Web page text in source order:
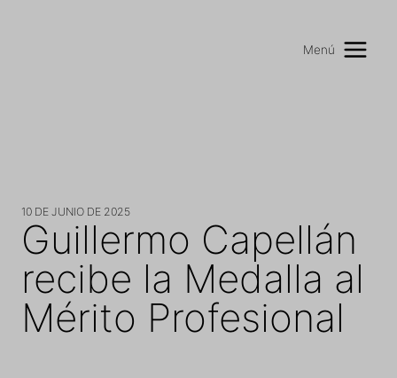
Menú
10 DE JUNIO DE 2025
Guillermo Capellán
recibe la Medalla al
Mérito Profesional